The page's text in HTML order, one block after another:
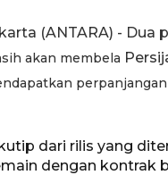
(ANTARA) - Dua
akan membela
dari rilis yang
dengan kontrak